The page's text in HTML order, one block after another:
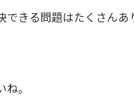
きる問題はたくさんあ
。